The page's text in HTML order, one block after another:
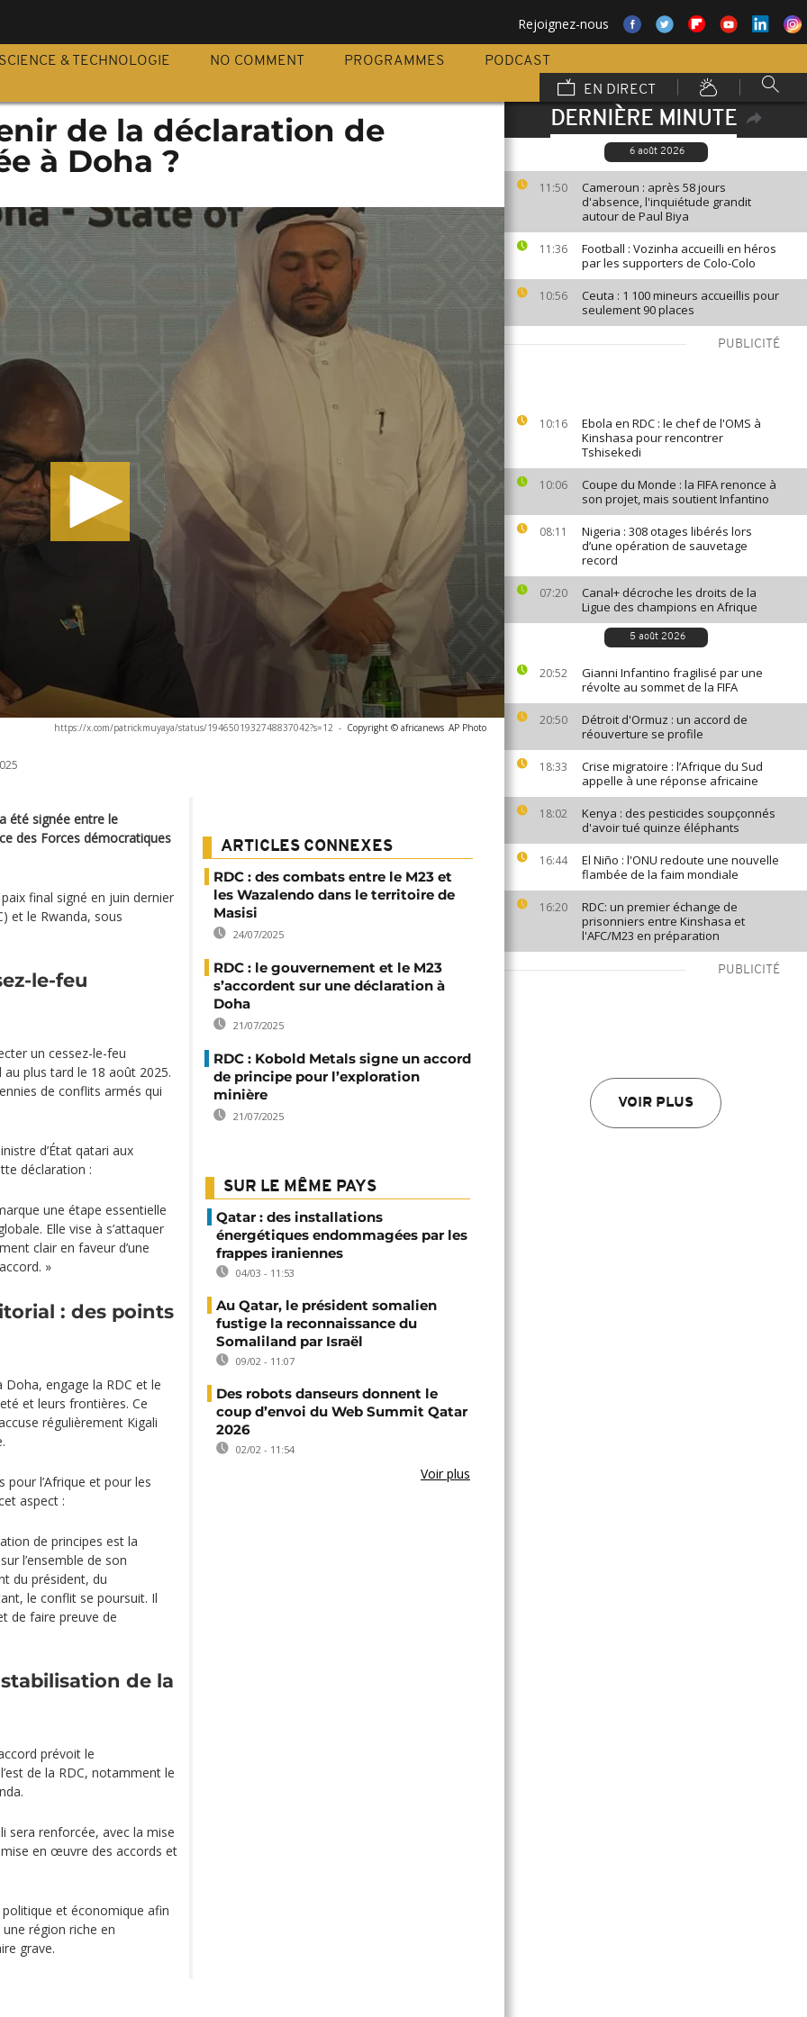
Rejoignez-nous
SCIENCE & TECHNOLOGIE NO COMMENT PROGRAMMES
PODCAST
EN DIRECT
DERNIÈRE MINUTE
6 août 2026
11:50
Cameroun : après 58 jours
d'absence, l'inquiétude grandit
autour de Paul Biya
11:36
Football : Vozinha accueilli en héros
par les supporters de Colo-Colo
10:56
Ceuta : 1 100 mineurs accueillis pour
seulement 90 places
PUBLICITÉ
10:16
Ebola en RDC : le chef de l'OMS à
Kinshasa pour rencontrer
Tshisekedi
10:06
Coupe du Monde : la FIFA renonce à
son projet, mais soutient Infantino
08:11
Nigeria : 308 otages libérés lors
d’une opération de sauvetage
record
07:20
Canal+ décroche les droits de la
Ligue des champions en Afrique
5 août 2026
20:52
Gianni Infantino fragilisé par une
révolte au sommet de la FIFA
20:50
Détroit d'Ormuz : un accord de
réouverture se profile
18:33
Crise migratoire : l’Afrique du Sud
appelle à une réponse africaine
18:02
Kenya : des pesticides soupçonnés
d'avoir tué quinze éléphants
16:44
El Niño : l'ONU redoute une nouvelle
flambée de la faim mondiale
16:20
RDC: un premier échange de
prisonniers entre Kinshasa et
l'AFC/M23 en préparation
PUBLICITÉ
VOIR PLUS
de la déclaration de
à Doha ?
https://x.com/patrickmuyaya/status/1946501932748837042?s=12 - Copyright © africanews AP Photo
été signée entre le
des Forces démocratiques
final signé en juin dernier
et le Rwanda, sous
le-feu
un cessez-le-feu
plus tard le 18 août 2025.
de conflits armés qui
d’État qatari aux
déclaration :
une étape essentielle
Elle vise à s’attaquer
clair en faveur d’une
»
: des points
engage la RDC et le
et leurs frontières. Ce
régulièrement Kigali
pour l’Afrique et pour les
aspect :
de principes est la
l’ensemble de son
du président, du
le conflit se poursuit. Il
de faire preuve de
de la
prévoit le
de la RDC, notamment le
sera renforcée, avec la mise
en œuvre des accords et
et économique afin
région riche en
grave.
ARTICLES CONNEXES
RDC : des combats entre le M23 et
les Wazalendo dans le territoire de
Masisi
24/07/2025
RDC : le gouvernement et le M23
s’accordent sur une déclaration à
Doha
21/07/2025
RDC : Kobold Metals signe un accord
de principe pour l’exploration
minière
21/07/2025
SUR LE MÊME PAYS
Qatar : des installations
énergétiques endommagées par les
frappes iraniennes
04/03 - 11:53
Au Qatar, le président somalien
fustige la reconnaissance du
Somaliland par Israël
09/02 - 11:07
Des robots danseurs donnent le
coup d’envoi du Web Summit Qatar
2026
02/02 - 11:54
Voir plus